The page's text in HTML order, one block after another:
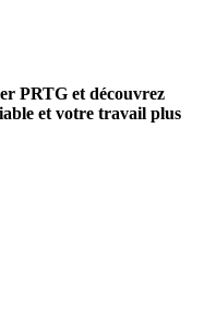
PRTG et découvrez
et votre travail plus